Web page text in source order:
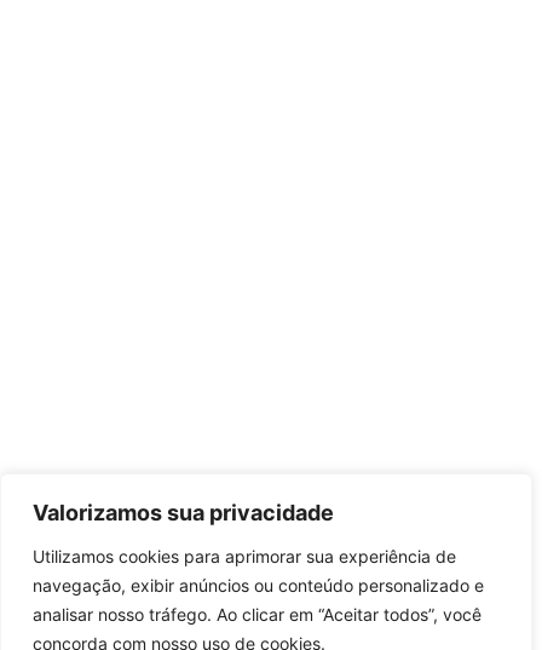
Valorizamos sua privacidade
Utilizamos cookies para aprimorar sua experiência de
navegação, exibir anúncios ou conteúdo personalizado e
analisar nosso tráfego. Ao clicar em “Aceitar todos”, você
concorda com nosso uso de cookies.